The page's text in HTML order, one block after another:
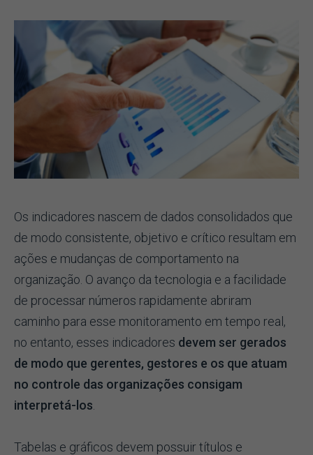
Os indicadores nascem de dados consolidados que
de modo consistente, objetivo e crítico resultam em
ações e mudanças de comportamento na
organização. O avanço da tecnologia e a facilidade
de processar números rapidamente abriram
caminho para esse monitoramento em tempo real,
no entanto, esses indicadores devem ser gerados
de modo que gerentes, gestores e os que atuam
no controle das organizações consigam
interpretá-los
Tabelas e gráficos devem possuir títulos e